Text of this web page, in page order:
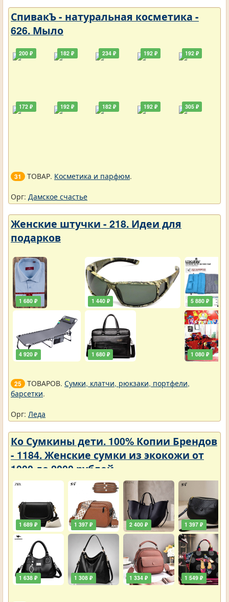
СпивакЪ - натуральная косметика -
626. Мыло
200 ₽
172 ₽
182 ₽
192 ₽
234 ₽
182 ₽
192 ₽
192 ₽
192 ₽
305 ₽
31 ТОВАР. Косметика и парфюм.
Орг: Дамское счастье
Женские штучки - 218. Идеи для
подарков
1 680 ₽
4 920 ₽
1 440 ₽
1 680 ₽
5 880 ₽
1 080 ₽
25 ТОВАРОВ. Сумки, клатчи, рюкзаки, портфели,
барсетки.
Орг: Леда
Ко Сумкины дети. 100% Копии Брендов
- 1184. Женские сумки из экокожи от
1000 до 2000 рублей
1 689 ₽
1 638 ₽
1 397 ₽
1 308 ₽
2 400 ₽
1 334 ₽
1 397 ₽
1 549 ₽